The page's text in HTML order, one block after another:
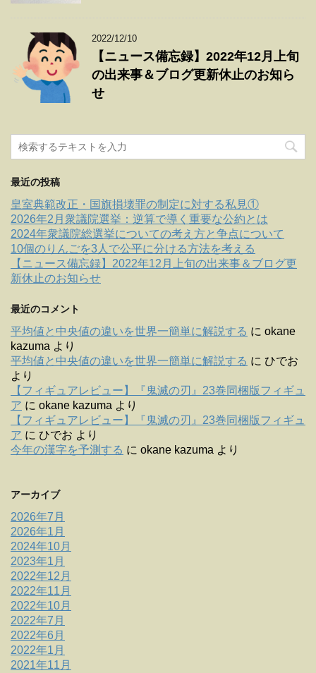
2022/12/10
【ニュース備忘録】2022年12月上旬
の出来事＆ブログ更新休止のお知ら
せ
最近の投稿
皇室典範改正・国旗損壊罪の制定に対する私見①
2026年2月衆議院選挙：逆算で導く重要な公約とは
2024年衆議院総選挙についての考え方と争点について
10個のりんごを3人で公平に分ける方法を考える
【ニュース備忘録】2022年12月上旬の出来事＆ブログ更
新休止のお知らせ
最近のコメント
平均値と中央値の違いを世界一簡単に解説する に okane
kazuma より
平均値と中央値の違いを世界一簡単に解説する に ひでお
より
【フィギュアレビュー】『鬼滅の刃』23巻同梱版フィギュ
ア に okane kazuma より
【フィギュアレビュー】『鬼滅の刃』23巻同梱版フィギュ
ア に ひでお より
今年の漢字を予測する に okane kazuma より
アーカイブ
2026年7月
2026年1月
2024年10月
2023年1月
2022年12月
2022年11月
2022年10月
2022年7月
2022年6月
2022年1月
2021年11月